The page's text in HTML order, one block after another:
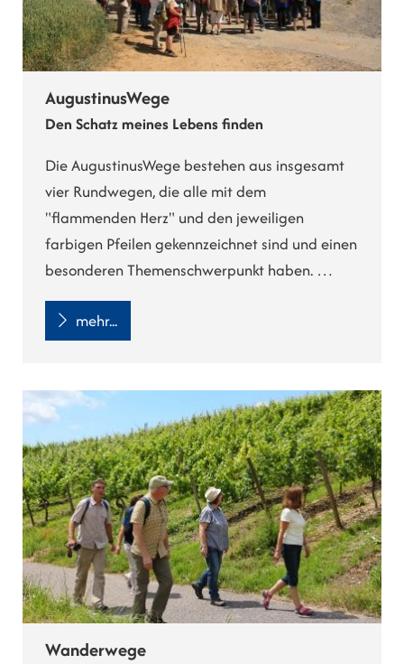
AugustinusWege
Den Schatz meines Lebens finden
Die AugustinusWege bestehen aus insgesamt
vier Rundwegen, die alle mit dem
"flammenden Herz" und den jeweiligen
farbigen Pfeilen gekennzeichnet sind und einen
besonderen Themenschwerpunkt haben. …
mehr...
Wanderwege